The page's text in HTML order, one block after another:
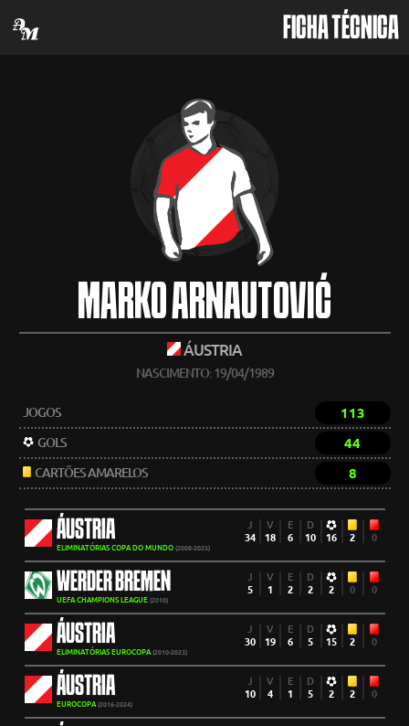
FICHA TÉCNICA
MARKO ARNAUTOVIĆ
ÁUSTRIA
NASCIMENTO: 19/04/1989
JOGOS 113
GOLS 44
CARTÕES AMARELOS 8
ÁUSTRIA
ELIMINATÓRIAS COPA DO MUNDO (2008-2025)
J
34
V
18
E
6
D
10
16 2 0
WERDER BREMEN
UEFA CHAMPIONS LEAGUE (2010)
J
5
V
1
E
2
D
2
2 0 0
ÁUSTRIA
ELIMINATÓRIAS EUROCOPA(2010-2023)
J
30
V
19
E
6
D
5
15 2 0
ÁUSTRIA
EUROCOPA(2016-2024)
J
10
V
4
E
1
D
5
2 2 0